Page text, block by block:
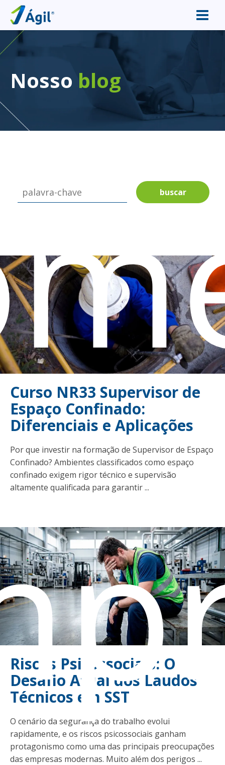
Nosso blog
buscar
Curso NR33 Supervisor de
Espaço Confinado:
Diferenciais e Aplicações
Por que investir na formação de Supervisor de Espaço
Confinado? Ambientes classificados como espaço
confinado exigem rigor técnico e supervisão
altamente qualificada para garantir ...
Riscos Psicossociais: O
Desafio Atual dos Laudos
Técnicos em SST
O cenário da segurança do trabalho evolui
rapidamente, e os riscos psicossociais ganham
protagonismo como uma das principais preocupações
das empresas modernas. Muito além dos perigos ...